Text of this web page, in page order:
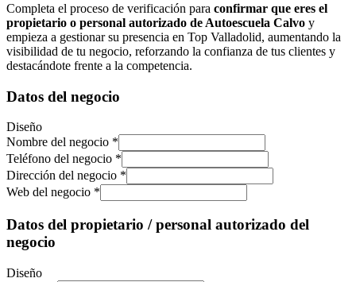
Completa el proceso de verificación para confirmar que eres el
propietario o personal autorizado de Autoescuela Calvo y
empieza a gestionar su presencia en Top Valladolid, aumentando la
visibilidad de tu negocio, reforzando la confianza de tus clientes y
destacándote frente a la competencia.
Datos del negocio
Diseño
Nombre del negocio *
Teléfono del negocio *
Dirección del negocio *
Web del negocio *
Datos del propietario / personal autorizado del
negocio
Diseño